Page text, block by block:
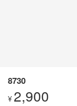
8730
¥ 2,900